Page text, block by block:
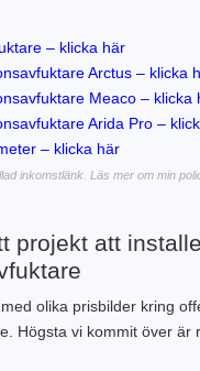
– klicka här
Arctus – klicka
Meaco – klicka
Arida Pro –
– klicka här
inkomstlänk. Läs mer om min
projekt att
olika prisbilder kring
Högsta vi kommit över är